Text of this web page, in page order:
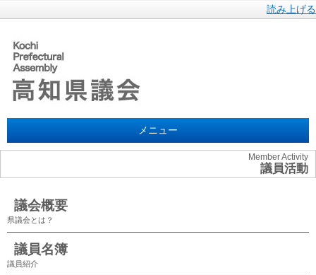
読み上げる
メニュー
Member Activity
議員活動
議会概要
県議会とは？
議員名簿
議員紹介